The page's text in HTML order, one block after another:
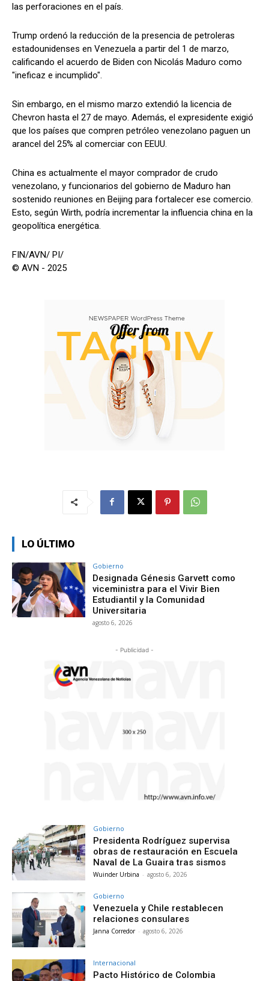
las perforaciones en el país.
Trump ordenó la reducción de la presencia de petroleras
estadounidenses en Venezuela a partir del 1 de marzo,
calificando el acuerdo de Biden con Nicolás Maduro como
"ineficaz e incumplido".
Sin embargo, en el mismo marzo extendió la licencia de
Chevron hasta el 27 de mayo. Además, el expresidente exigió
que los países que compren petróleo venezolano paguen un
arancel del 25% al comerciar con EEUU.
China es actualmente el mayor comprador de crudo
venezolano, y funcionarios del gobierno de Maduro han
sostenido reuniones en Beijing para fortalecer ese comercio.
Esto, según Wirth, podría incrementar la influencia china en la
geopolítica energética.
FIN/AVN/ PI/
© AVN - 2025
LO ÚLTIMO
Gobierno
Designada Génesis Garvett como
viceministra para el Vivir Bien
Estudiantil y la Comunidad
Universitaria
agosto 6, 2026
- Publicidad -
Gobierno
Presidenta Rodríguez supervisa
obras de restauración en Escuela
Naval de La Guaira tras sismos
Wuinder Urbina - agosto 6, 2026
Gobierno
Venezuela y Chile restablecen
relaciones consulares
Janna Corredor - agosto 6, 2026
Internacional
Pacto Histórico de Colombia